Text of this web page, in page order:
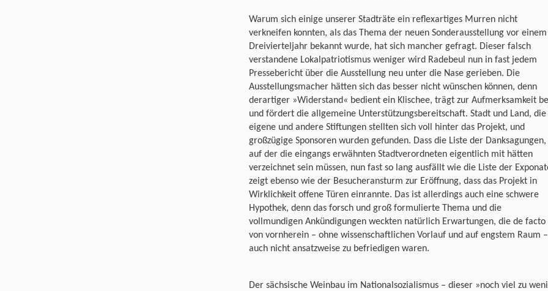
Warum sich einige unserer Stadträte ein reflexartiges Murren nicht
verkneifen konnten, als das Thema der neuen Sonderausstellung vor einem
Dreivierteljahr bekannt wurde, hat sich mancher gefragt. Dieser falsch
verstandene Lokalpatriotismus weniger wird Radebeul nun in fast jedem
Pressebericht über die Ausstellung neu unter die Nase gerieben. Die
Ausstellungsmacher hätten sich das besser nicht wünschen können, denn
derartiger »Widerstand« bedient ein Klischee, trägt zur Aufmerksamkeit
und fördert die allgemeine Unterstützungsbereitschaft. Stadt und Land, die
eigene und andere Stiftungen stellten sich voll hinter das Projekt, und
großzügige Sponsoren wurden gefunden. Dass die Liste der Danksagungen,
auf der die eingangs erwähnten Stadtverordneten eigentlich mit hätten
verzeichnet sein müssen, nun fast so lang ausfällt wie die Liste der
zeigt ebenso wie der Besucheransturm zur Eröffnung, dass das Projekt in
Wirklichkeit offene Türen einrannte. Das ist allerdings auch eine schwere
Hypothek, denn das forsch und groß formulierte Thema und die
vollmundigen Ankündigungen weckten natürlich Erwartungen, die de facto
von vornherein – ohne wissenschaftlichen Vorlauf und auf engstem Raum –
auch nicht ansatzweise zu befriedigen waren.
Der sächsische Weinbau im Nationalsozialismus – dieser »noch viel zu